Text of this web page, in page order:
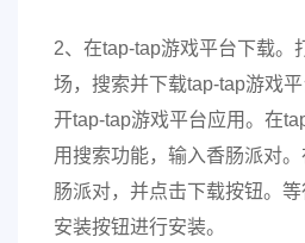
2、在tap-tap游戏平台下载。
场，搜索并下载tap-tap游戏
开tap-tap游戏平台应用。在
用搜索功能，输入香肠派对
肠派对，并点击下载按钮。
安装按钮进行安装。